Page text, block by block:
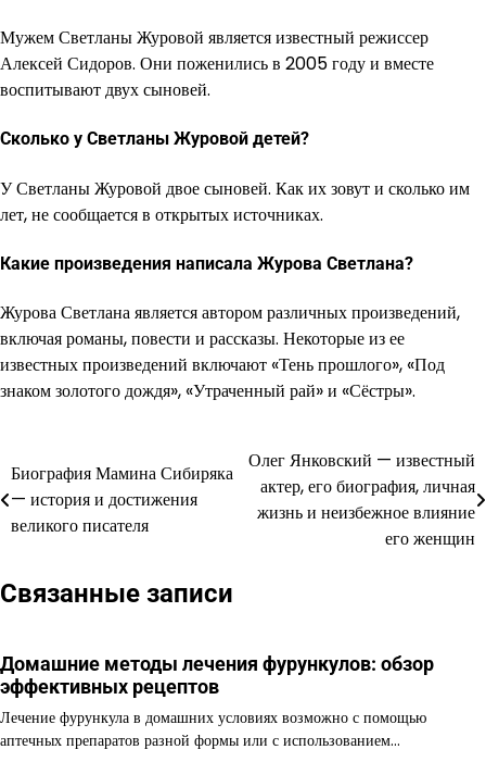
Мужем Светланы Журовой является известный режиссер
Алексей Сидоров. Они поженились в 2005 году и вместе
воспитывают двух сыновей.
Сколько у Светланы Журовой детей?
У Светланы Журовой двое сыновей. Как их зовут и сколько им
лет, не сообщается в открытых источниках.
Какие произведения написала Журова Светлана?
Журова Светлана является автором различных произведений,
включая романы, повести и рассказы. Некоторые из ее
известных произведений включают «Тень прошлого», «Под
знаком золотого дождя», «Утраченный рай» и «Сёстры».
Навигация
по
Биография Мамина Сибиряка
— история и достижения
великого писателя
Олег Янковский — известный
актер, его биография, личная
жизнь и неизбежное влияние
его женщин
Связанные записи
Домашние методы лечения фурункулов: обзор
эффективных рецептов
Лечение фурункула в домашних условиях возможно с помощью
аптечных препаратов разной формы или с использованием…